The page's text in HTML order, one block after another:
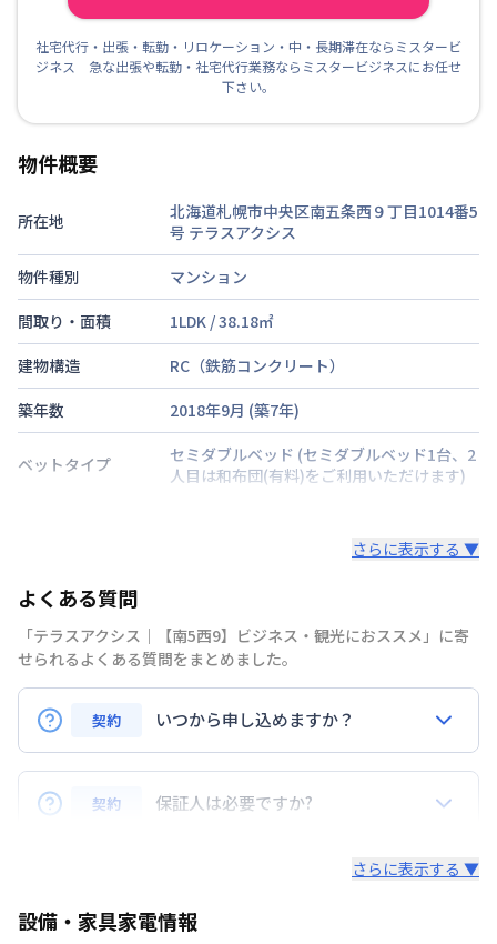
社宅代行・出張・転勤・リロケーション・中・長期滞在ならミスタービ
ジネス 急な出張や転勤・社宅代行業務ならミスタービジネスにお任せ
下さい。
物件概要
所在地
北海道札幌市中央区南五条西９丁目1014番5
号 テラスアクシス
物件種別
マンション
間取り・面積
1LDK /38.18㎡
建物構造
RC（鉄筋コンクリート）
築年数
2018年9月 (築7年)
ベットタイプ セミダブルベッド (セミダブルベッド1台、2
人目は和布団(有料)をご利用いただけます)
部屋の向き
禁煙・喫煙
禁煙
交通
札幌市軌道線東本願寺前駅
定員
次回更新日
情報更新日より14日以内
さらに表示する ▼
よくある質問
「テラスアクシス｜【南5西9】ビジネス・観光におススメ」に寄
せられるよくある質問をまとめました。
契約 いつから申し込めますか？
ご入居の２ヵ月前より入居受付開始となります。
契約 保証人は必要ですか?
帯保証人（原則として日本在住のご親族の方）が必要
さらに表示する ▼
設備・家具家電情報